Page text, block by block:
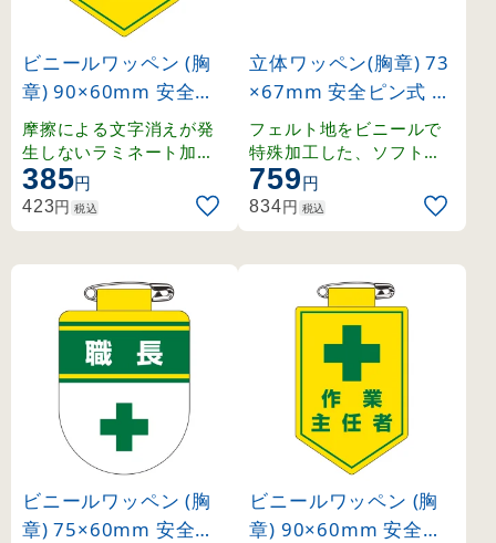
ビニールワッペン (胸
章) 90×60mm 安全ピ
ン式 安全担当者 (1260
13)
摩擦による文字消えが発
生しないラミネート加工
済みワッペン。
385円
423円 税込
立体ワッペン(胸章) 73
×67mm 安全ピン式 安
全衛生委員 (126906)
フェルト地をビニールで
特殊加工した、ソフトタ
ッチの立体ワッペン。
759円
834円 税込
ビニールワッペン (胸
章) 75×60mm 安全ピ
ビニールワッペン (胸
章) 90×60mm 安全ピ